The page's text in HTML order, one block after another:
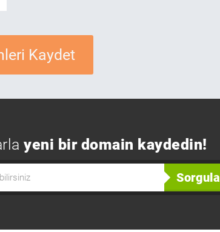
Kaydet
yeni bir domain kaydedin!
Sorgula